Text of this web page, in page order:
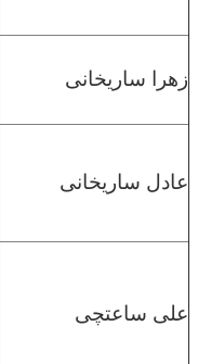
زهرا ساریخانی
عادل ساریخانی
علی ساعتچی